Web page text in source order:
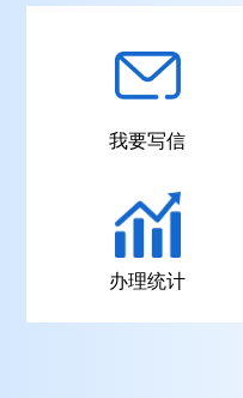
我要写信
办理统计